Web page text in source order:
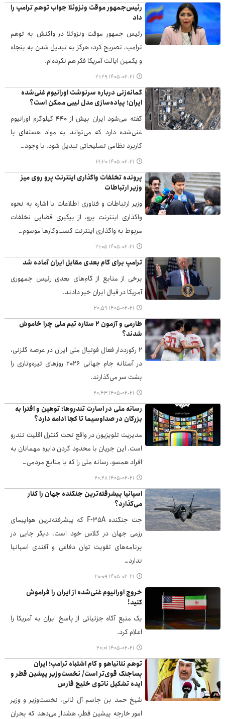
رئیس‌جمهور موقت ونزوئلا جواب توهم ترامپ را
داد
رئیس جمهور موقت ونزوئلا در واکنش به توهم
ترامپ، تصریح کرد: هرگز به تبدیل شدن به پنجاه
و یکمین ایالت آمریکا فکر هم نکرده‌ام.
۱۴۰۵-۰۲-۲۱ ۲۱:۲۹
گمانه‌زنی درباره سرنوشت اورانیوم غنی‌شده
ایران؛ پیاده‌سازی مدل لیبی ممکن است؟
گفته می‌شود ایران بیش از ۴۴۰ کیلوگرم اورانیوم
غنی‌شده دارد که می‌تواند به مواد هسته‌ای با
کاربرد نظامی تسلیحاتی تبدیل شود. با وجود…
۱۴۰۵-۰۲-۲۱ ۲۱:۲۰
پرونده تخلفات واگذاری اینترنت پرو روی میز
وزیر ارتباطات
وزیر ارتباطات و فناوری اطلاعات با اشاره به نحوه
واگذاری اینترنت پرو، از پیگیری قضایی تخلفات
مربوط به واگذاری اینترنت کسب‌وکارها موسوم…
۱۴۰۵-۰۲-۲۱ ۲۱:۰۵
ترامپ برای گام بعدی مقابل ایران آماده شد
برخی از منابع از گام‌های بعدی رئیس جمهوری
آمریکا در قبال ایران خبر دادند.
۱۴۰۵-۰۲-۲۱ ۲۰:۵۹
طارمی و آزمون ۲ ستاره تیم ملی چرا خاموش
شدند؟
۲ رکورددار فعال فوتبال ملی ایران در عرصه گلزنی،
در آستانه جام جهانی ۲۰۲۶ روزهای تیره‌وتاری را
پشت سر می‌گذارند.
۱۴۰۵-۰۲-۲۱ ۲۰:۴۳
رسانه ملی در اسارت تندروها؛ توهین و افترا به
بزرگان در صداوسیما تا کجا ادامه دارد؟
مدیریت تلویزیون در واقع تحت کنترل اقلیت تندرو
است. این جریان با محدود کردن دایره مهمانان به
افراد همسو، رسانه ملی را که با منابع مردمی…
۱۴۰۵-۰۲-۲۱ ۲۰:۲۸
اسپانیا پیشرفته‌ترین جنگنده جهان را کنار
می‌گذارد؟
جت جنگنده F-35A که پیشرفته‌ترین هواپیمای
رزمی جهان در کلاس خود است، دیگر جایی در
برنامه‌های تقویت توان دفاعی و آفندی اسپانیا
ندارد…
۱۴۰۵-۰۲-۲۱ ۲۰:۰۹
خروج اورانیوم غنی‌شده از ایران را فراموش
کنید!
یک منبع آگاه جزئیاتی از پاسخ ایران به آمریکا را
اعلام کرد.
۱۴۰۵-۰۲-۲۱ ۲۰:۰۱
توهم نتانیاهو و گام اشتباه ترامپ؛ ایران
پساجنگ قوی‌تر است/ نخست‌وزیر پیشین قطر و
ایده تشکیل ناتوی خلیج فارس
شیخ حمد بن جاسم آل ثانی، نخست‌وزیر و وزیر
امور خارجه پیشین قطر، هشدار می‌دهد که بحران